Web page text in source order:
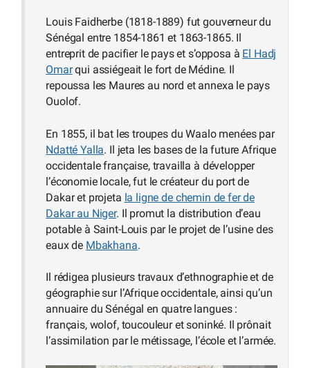
Louis Faidherbe (1818-1889) fut gouverneur du
Sénégal entre 1854-1861 et 1863-1865. Il
entreprit de pacifier le pays et s’opposa à El Hadj
Omarqui assiégeait le fort de Médine. Il
repoussa les Maures au nord et annexa le pays
Ouolof.
En 1855, il bat les troupes du Waalo menées par
Ndatté Yalla. Il jeta les bases de la future Afrique
occidentale française, travailla à développer
l’économie locale, fut le créateur du port de
Dakar et projeta la ligne de chemin de fer de
Dakar au Niger. Il promut la distribution d’eau
potable à Saint-Louis par le projet de l’usine des
eaux de Mbakhana.
Il rédigea plusieurs travaux d’ethnographie et de
géographie sur l’Afrique occidentale, ainsi qu’un
annuaire du Sénégal en quatre langues :
français, wolof, toucouleur et soninké. Il prônait
l’assimilation par le métissage, l’école et l’armée.